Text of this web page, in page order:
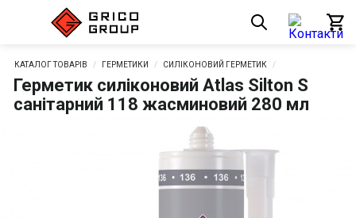
КАТАЛОГ ТОВАРІВ ГЕРМЕТИКИ СИЛІКОНОВИЙ ГЕРМЕТИК
Герметик силіконовий Atlas Silton S
санітарний 118 жасминовий 280 мл